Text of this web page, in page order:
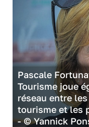
Pascale
Tourisme joue
réseau entre
tourisme et les
- © Yannick